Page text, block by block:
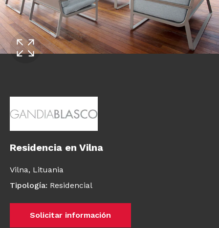
Residencia en Vilna
Vilna, Lituania
Tipología: Residencial
Solicitar información